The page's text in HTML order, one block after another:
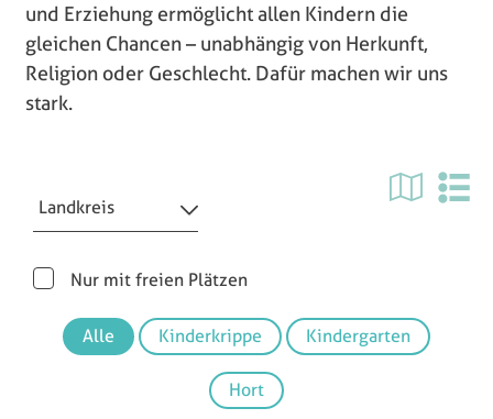
und Erziehung ermöglicht allen Kindern die
gleichen Chancen – unabhängig von Herkunft,
Religion oder Geschlecht. Dafür machen wir uns
stark.
Alle Kinderkrippe Kindergarten
Hort
Landkreis
Nur mit freien Plätzen